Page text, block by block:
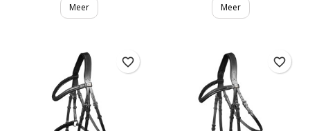
Meer Meer
favorite_border favorite_border